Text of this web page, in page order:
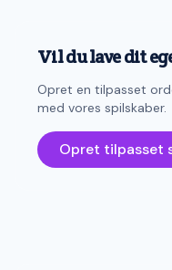
Vil du lave dit
Opret en tilpasset
med vores spilskaber.
Opret tilpasset